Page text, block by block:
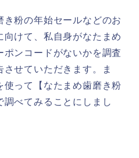
粉の年始セールなどのお
けて、私自身がなたまめ
ンコードがないかを調査
せていただきます。ま
って【なたまめ歯磨き粉
べてみることにしまし